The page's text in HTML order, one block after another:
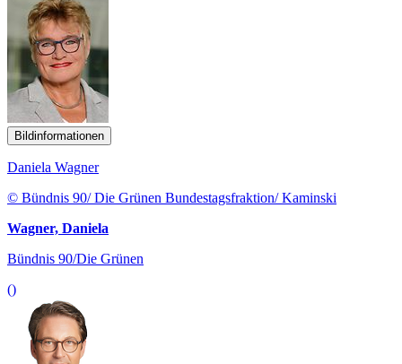
Bildinformationen
Daniela Wagner
© Bündnis 90/ Die Grünen Bundestagsfraktion/ Kaminski
Wagner, Daniela
Bündnis 90/Die Grünen
()